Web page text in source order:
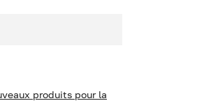
produits pour la